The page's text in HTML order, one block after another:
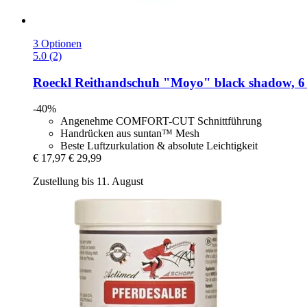
3 Optionen
5.0 (2)
Roeckl Reithandschuh "Moyo" black shadow,
-40%
Angenehme COMFORT-CUT Schnittführung
Handrücken aus suntan™ Mesh
Beste Luftzurkulation & absolute Leichtigkeit
€ 17,97 € 29,99
Zustellung bis 11. August